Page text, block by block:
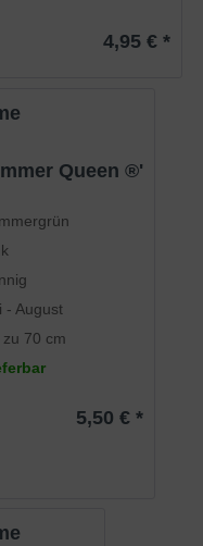
4,95 € *
Queen ®'
- August
zu 70 cm
5,50 € *